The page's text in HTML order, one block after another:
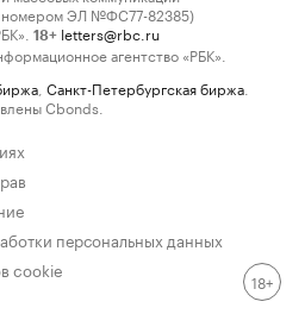
номером ЭЛ №ФС77-82385)
18+ letters@rbc.ru
агентство «РБК».
Санкт-Петербургская биржа
Cbonds.
персональных данных
cookie
18+